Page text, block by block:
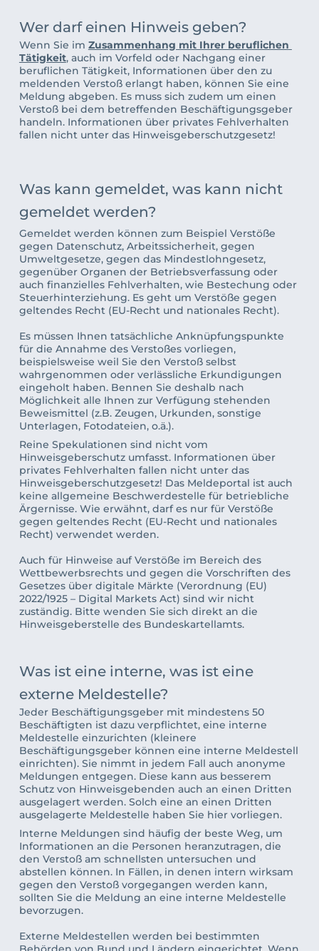
Wer darf einen Hinweis geben?
Wenn Sie im Zusammenhang mit Ihrer beruflichen
Tätigkeit, auch im Vorfeld oder Nachgang einer
beruflichen Tätigkeit, Informationen über den zu
meldenden Verstoß erlangt haben, können Sie eine
Meldung abgeben. Es muss sich zudem um einen
Verstoß bei dem betreffenden Beschäftigungsgeber
handeln. Informationen über privates Fehlverhalten
fallen nicht unter das Hinweisgeberschutzgesetz!
Was kann gemeldet, was kann nicht
gemeldet werden?
Gemeldet werden können zum Beispiel Verstöße
gegen Datenschutz, Arbeitssicherheit, gegen
Umweltgesetze, gegen das Mindestlohngesetz,
gegenüber Organen der Betriebsverfassung oder
auch finanzielles Fehlverhalten, wie Bestechung oder
Steuerhinterziehung. Es geht um Verstöße gegen
geltendes Recht (EU-Recht und nationales Recht).
Es müssen Ihnen tatsächliche Anknüpfungspunkte
für die Annahme des Verstoßes vorliegen,
beispielsweise weil Sie den Verstoß selbst
wahrgenommen oder verlässliche Erkundigungen
eingeholt haben. Bennen Sie deshalb nach
Möglichkeit alle Ihnen zur Verfügung stehenden
Beweismittel (z.B. Zeugen, Urkunden, sonstige
Unterlagen, Fotodateien, o.ä.).
Reine Spekulationen sind nicht vom
Hinweisgeberschutz umfasst. Informationen über
privates Fehlverhalten fallen nicht unter das
Hinweisgeberschutzgesetz! Das Meldeportal ist auch
keine allgemeine Beschwerdestelle für betriebliche
Ärgernisse. Wie erwähnt, darf es nur für Verstöße
gegen geltendes Recht (EU-Recht und nationales
Recht) verwendet werden.
Auch für Hinweise auf Verstöße im Bereich des
Wettbewerbsrechts und gegen die Vorschriften des
Gesetzes über digitale Märkte (Verordnung (EU)
2022/1925 – Digital Markets Act) sind wir nicht
zuständig. Bitte wenden Sie sich direkt an die
Hinweisgeberstelle des Bundeskartellamts.
Was ist eine interne, was ist eine
externe Meldestelle?
Jeder Beschäftigungsgeber mit mindestens 50
Beschäftigten ist dazu verpflichtet, eine interne
Meldestelle einzurichten (kleinere
Beschäftigungsgeber können eine interne Meldestell
einrichten). Sie nimmt in jedem Fall auch anonyme
Meldungen entgegen. Diese kann aus besserem
Schutz von Hinweisgebenden auch an einen Dritten
ausgelagert werden. Solch eine an einen Dritten
ausgelagerte Meldestelle haben Sie hier vorliegen.
Interne Meldungen sind häufig der beste Weg, um
Informationen an die Personen heranzutragen, die
den Verstoß am schnellsten untersuchen und
abstellen können. In Fällen, in denen intern wirksam
gegen den Verstoß vorgegangen werden kann,
sollten Sie die Meldung an eine interne Meldestelle
bevorzugen.
Externe Meldestellen werden bei bestimmten